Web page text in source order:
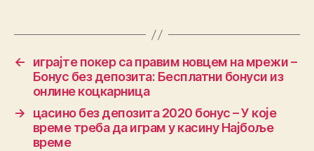
←
играјте покер са правим новцем на мрежи –
Бонус без депозита: Бесплатни бонуси из
онлине коцкарница
→
цасино без депозита 2020 бонус – У које
време треба да играм у касину Најбоље
време